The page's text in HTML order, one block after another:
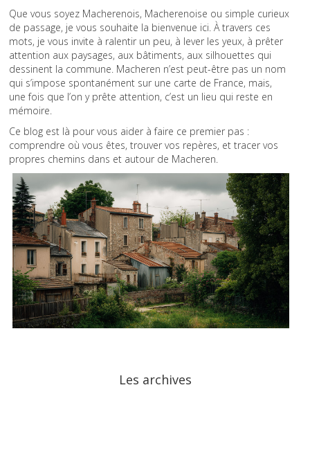
Que vous soyez Macherenois, Macherenoise ou simple curieux
de passage, je vous souhaite la bienvenue ici. À travers ces
mots, je vous invite à ralentir un peu, à lever les yeux, à prêter
attention aux paysages, aux bâtiments, aux silhouettes qui
dessinent la commune. Macheren n’est peut-être pas un nom
qui s’impose spontanément sur une carte de France, mais,
une fois que l’on y prête attention, c’est un lieu qui reste en
mémoire.
Ce blog est là pour vous aider à faire ce premier pas :
comprendre où vous êtes, trouver vos repères, et tracer vos
propres chemins dans et autour de Macheren.
Les archives